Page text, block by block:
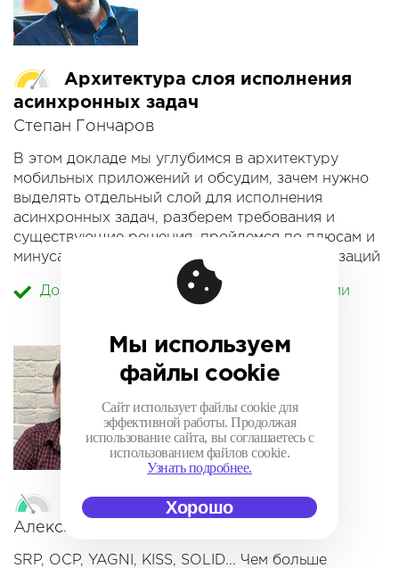
Архитектура слоя исполнения
асинхронных задач
Степан Гончаров
В этом докладе мы углубимся в архитектуру
мобильных приложений и обсудим, зачем нужно
выделять отдельный слой для исполнения
асинхронных задач, разберем требования и
существующие решения, пройдемся по плюсам и
минусам, а также рассмотрим одну из реализаций
научатся лучше управлять своими асинхронными
задачами, но также узнают, зачем каждой задаче
иметь свой ID, что такое стратегии исполнения и
как они помогают упростить и ускорить
разработку всего приложения.
Доклад принят в программу конференции
When SOLID is unsound
Александр Сычев
SRP, OCP, YAGNI, KISS, SOLID... Чем больше
Мы используем
файлы cookie
Сайт использует файлы cookie для
эффективной работы. Продолжая
использование сайта, вы соглашаетесь с
использованием файлов cookie.
Узнать подробнее.
Хорошо